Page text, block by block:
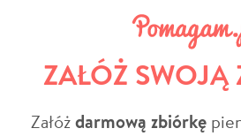
ZAŁÓŻ SWOJĄ
Załóżdarmową zbiórkę